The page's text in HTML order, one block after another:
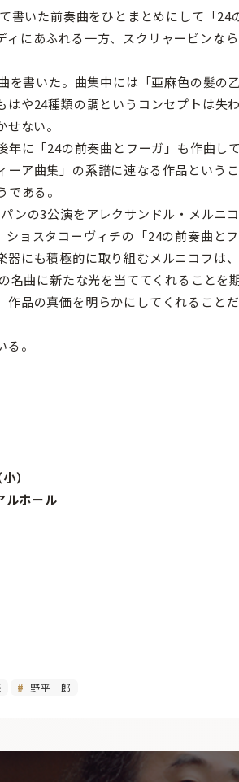
書いた前奏曲をひとまとめにして「24
にあふれる一方、スクリャービンな
書いた。曲集中には「亜麻色の髪の乙
や24種類の調というコンセプトは失
ない。
に「24の前奏曲とフーガ」も作曲し
ア曲集」の系譜に連なる作品という
ある。
ンの3公演をアレクサンドル・メルニ
ョスタコーヴィチの「24の前奏曲と
にも積極的に取り組むメルニコフは
名曲に新たな光を当ててくれることを
品の真価を明らかにしてくれることだ
。
）
ホール
野平一郎